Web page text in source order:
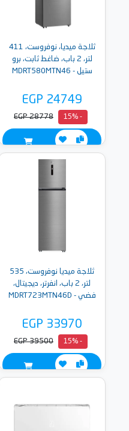
ثلاجة ميديا، نوفروست، 411
لتر، 2 باب، ضاغط ثابت، برو
ستيل - MDRT580MTN46
EGP 24749
- 15%
EGP 28778
ثلاجة ميديا نوفروست، 535
لتر، 2 باب، انفرتر، ديجيتال،
فضي - MDRT723MTN46D
EGP 33970
- 15%
EGP 39500